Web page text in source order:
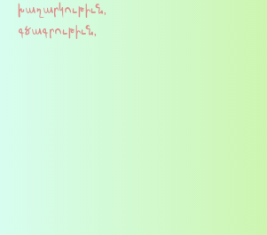
խաղարկութիւն,
գծագրութիւն,